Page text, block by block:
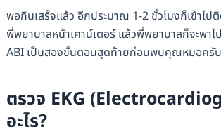
พอกินเสร็จแล้ว อีกประมาณ 1-2 ชั่วโมงก็เข้าไ
พี่พยาบาลหน้าเคาน์เตอร์ แล้วพี่พยาบาลก็จะพาไ
ABI เป็นสองขั้นตอนสุดท้ายก่อนพบคุณหมอครับ
ตรวจ EKG
อะไร?